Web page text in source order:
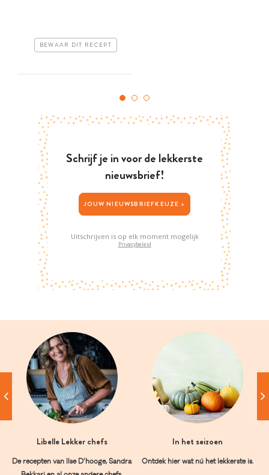
BEWAAR DIT RECEPT
Schrijf je in voor de lekkerste
nieuwsbrief!
JOUW NIEUWSBRIEFKEUZE >
Uitschrijven is op elk moment mogelijk
Privacybeleid
Libelle Lekker chefs
De recepten van Ilse D’hooge, Sandra
In het seizoen
Ontdek hier wat nú het lekkerste is.